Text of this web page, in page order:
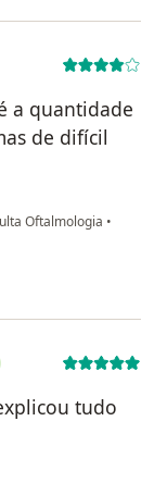
a quantidade
de difícil
Oftalmologia •
tudo